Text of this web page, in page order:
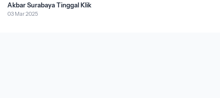
Akbar Surabaya Tinggal Klik
03 Mar 2025